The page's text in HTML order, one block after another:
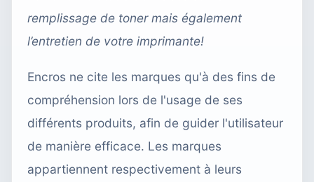
remplissage de toner mais également
l’entretien de votre imprimante!
Encros ne cite les marques qu'à des fins de
compréhension lors de l'usage de ses
différents produits, afin de guider l'utilisateur
de manière efficace. Les marques
appartiennent respectivement à leurs